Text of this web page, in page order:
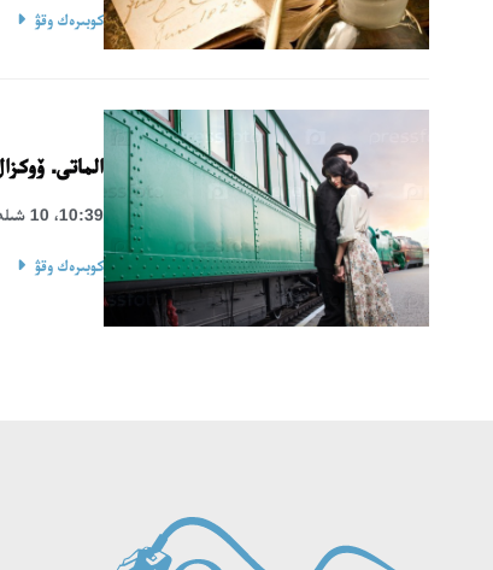
كوبىرەك وقۋ
الماتى.
10:39، 10 شىلدە 2019
كوبىرەك وقۋ